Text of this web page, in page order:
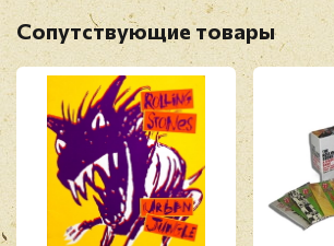
Оставить отзыв
Перед публикацией отзывы
модерацию
Сопутствующие товары